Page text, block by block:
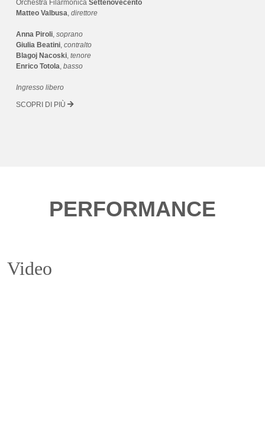
Orchestra Filarmonica Settenovecento
Matteo Valbusa, direttore
Anna Piroli, soprano
Giulia Beatini, contralto
Blagoj Nacoski, tenore
Enrico Totola, basso
Ingresso libero
SCOPRI DI PIÙ
PERFORMANCE
Video